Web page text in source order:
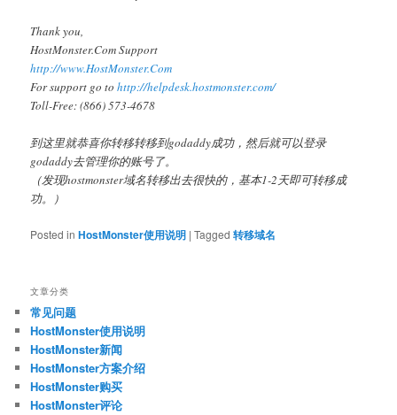
Thank you,
HostMonster.Com Support
http://www.HostMonster.Com
For support go tohttp://helpdesk.hostmonster.com/
Toll-Free: (866) 573-4678
到这里就恭喜你转移转移到godaddy成功，然后就可以登录
godaddy去管理你的账号了。
（发现hostmonster域名转移出去很快的，基本1-2天即可转移成
功。）
Posted in HostMonster使用说明 |Tagged 转移域名
文章分类
常见问题
HostMonster使用说明
HostMonster新闻
HostMonster方案介绍
HostMonster购买
HostMonster评论